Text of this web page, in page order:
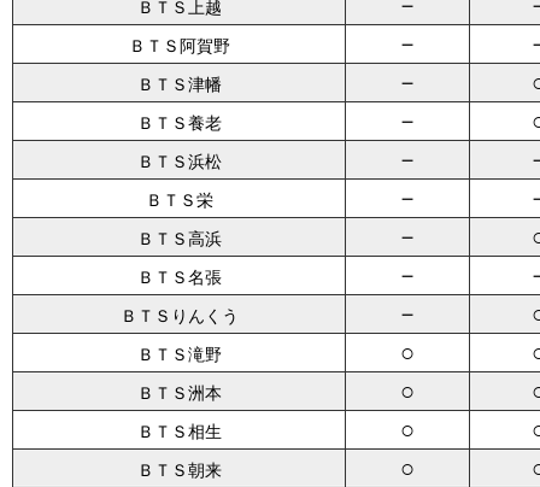
ＢＴＳ上越
ＢＴＳ阿賀野 －
ＢＴＳ津幡 －
ＢＴＳ養老 －
ＢＴＳ浜松 －
ＢＴＳ栄 －
ＢＴＳ高浜 －
ＢＴＳ名張 －
ＢＴＳりんくう －
ＢＴＳ滝野 ○
ＢＴＳ洲本 ○
ＢＴＳ相生 ○
ＢＴＳ朝来 ○